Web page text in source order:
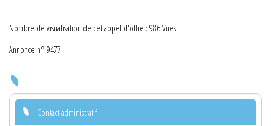
Nombre de visualisation de cet appel d'offre : 986 Vues
Annonce n° 9477
Contact administratif